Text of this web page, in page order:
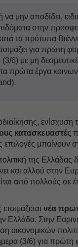
να μην αποδίδει,
στην
τα πρότυπα
για πρώτη
6) με μη
πρώτα έργα
κατασκευαστές
μπαίνουν
της Ελλάδας
και αλλού στην
από πολλούς σε
νέα
Ελλάδα. Στην
οικονομικών
(3/6) για πρώτη